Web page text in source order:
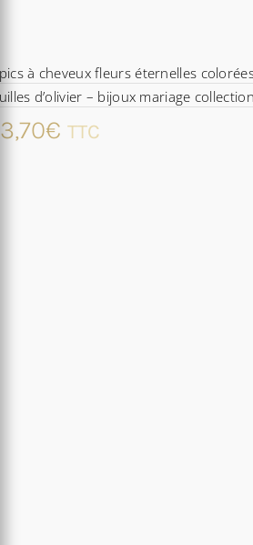
à cheveux fleurs éternelles
d’olivier – bijoux mariage
€ TTC